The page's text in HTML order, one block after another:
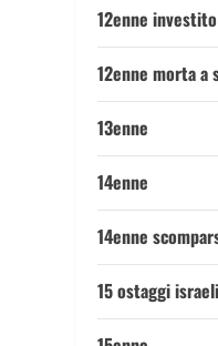
12enne investito
12enne morta a
13enne
14enne
14enne
15 ostaggi